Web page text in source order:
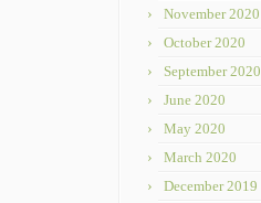
November 2020
October 2020
September 2020
June 2020
May 2020
March 2020
December 2019